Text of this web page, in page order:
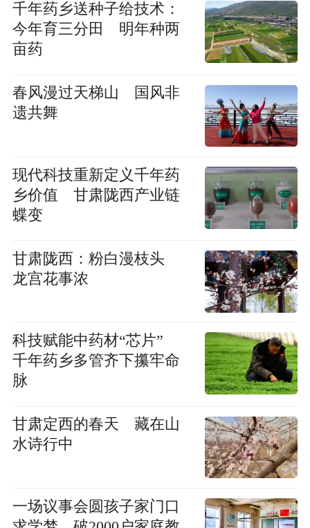
千年药乡送种子给技术：
今年育三分田 明年种两
亩药
春风漫过天梯山 国风非
遗共舞
现代科技重新定义千年药
乡价值 甘肃陇西产业链
蝶变
甘肃陇西：粉白漫枝头
龙宫花事浓
科技赋能中药材“芯片”
千年药乡多管齐下攥牢命
脉
甘肃定西的春天 藏在山
水诗行中
一场议事会圆孩子家门口